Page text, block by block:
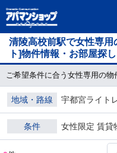
清陵高校前駅で女性専
ト]物件情報・お部屋探し
ご希望条件に合う女性専用の物
地域・路線 宇都宮ライト
条件 女性限定 賃貸